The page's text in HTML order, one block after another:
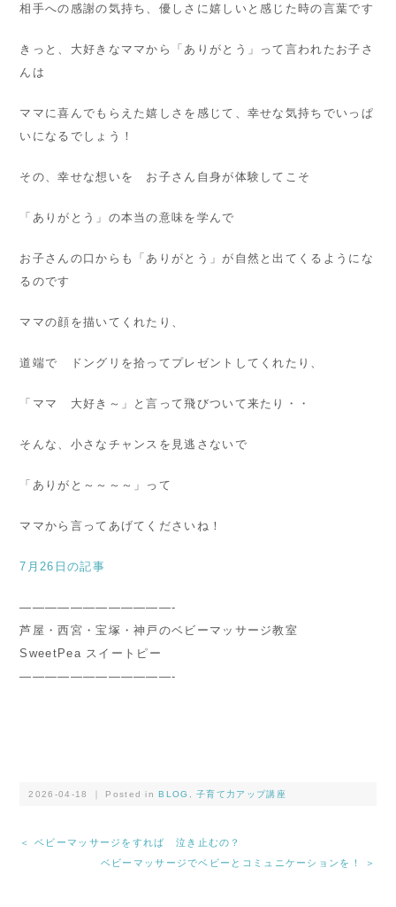
相手への感謝の気持ち、優しさに嬉しいと感じた時の言葉です
きっと、大好きなママから「ありがとう」って言われたお子さ
んは
ママに喜んでもらえた嬉しさを感じて、幸せな気持ちでいっぱ
いになるでしょう！
その、幸せな想いを お子さん自身が体験してこそ
「ありがとう」の本当の意味を学んで
お子さんの口からも「ありがとう」が自然と出てくるようにな
るのです
ママの顔を描いてくれたり、
道端で ドングリを拾ってプレゼントしてくれたり、
「ママ 大好き～」と言って飛びついて来たり・・
そんな、小さなチャンスを見逃さないで
「ありがと～～～～」って
ママから言ってあげてくださいね！
7月26日の記事
————————————-
芦屋・西宮・宝塚・神戸のベビーマッサージ教室
SweetPea スイートピー
————————————-
2026-04-18 ｜ Posted inBLOG ,子育て力アップ講座
＜ ベビーマッサージをすれば 泣き止むの？
ベビーマッサージでベビーとコミュニケーションを！ ＞